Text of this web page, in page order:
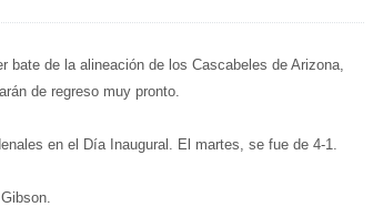
bate de la alineación de los Cascabeles de Arizona,
de regreso muy pronto.
en el Día Inaugural. El martes, se fue de 4-1.